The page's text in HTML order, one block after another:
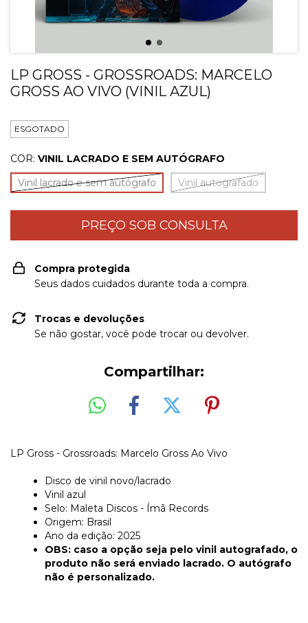
LP GROSS - GROSSROADS: MARCELO
GROSS AO VIVO (VINIL AZUL)
ESGOTADO
COR: VINIL LACRADO E SEM AUTÓGRAFO
Vinil lacrado e sem autógrafo
Vinil autografado
Compra protegida
Seus dados cuidados durante toda a compra.
Trocas e devoluções
Se não gostar, você pode trocar ou devolver.
Compartilhar:
LP Gross - Grossroads: Marcelo Gross Ao Vivo
Disco de vinil novo/lacrado
Vinil azul
Selo: Maleta Discos - Ímã Records
Origem: Brasil
Ano da edição: 2025
OBS: caso a opção seja pelo vinil autografado, o
produto não será enviado lacrado. O autógrafo
não é personalizado.